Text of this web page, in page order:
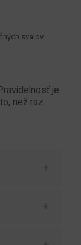
svalov
je
než raz